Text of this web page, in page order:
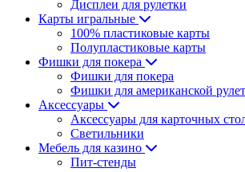
Дисплеи для рулетки
Карты игральные
100% пластиковые карты
Полупластиковые карты
Фишки для покера
Фишки для покера
Фишки для американской
Аксессуары
Аксессуары для карточных
Светильники
Мебель для казино
Пит-стенды